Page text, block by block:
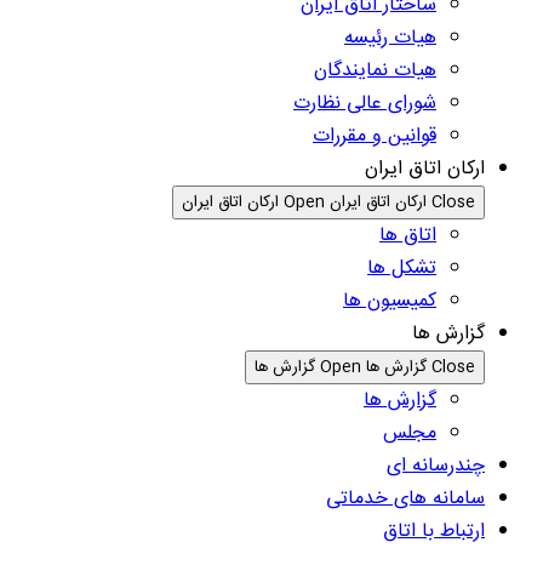
هیات رئیسه
هیات نمایندگان
شورای عالی نظارت
قوانین و مقررات
ارکان اتاق ایران
Close ارکان اتاق ایران Open ارکان اتاق ایران
اتاق ها
تشکل ها
کمیسیون ها
گزارش ها
Close گزارش ها Open گزارش ها
گزارش ها
مجلس
چندرسانه ای
سامانه های خدماتی
ارتباط با اتاق